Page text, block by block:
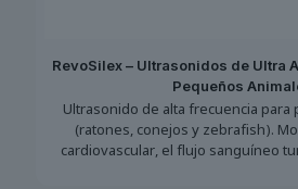
RevoSilex – Ultrasonidos de Ultra
Pequeños
Ultrasonido de alta frecuencia para
(ratones, conejos y zebrafish).
cardiovascular, el flujo sanguíneo